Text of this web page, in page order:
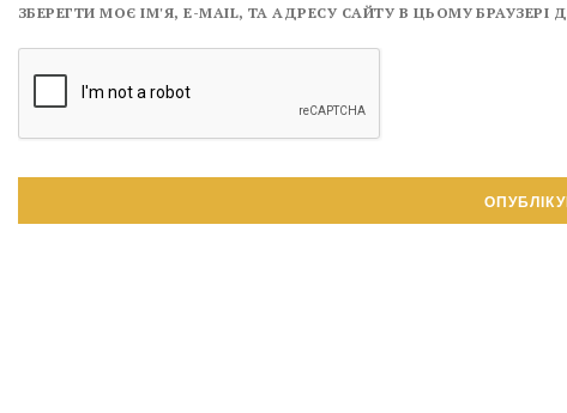
ЗБЕРЕГТИ МОЄ ІМ'Я, E-MAIL, ТА АДРЕСУ САЙТУ В ЦЬОМУ